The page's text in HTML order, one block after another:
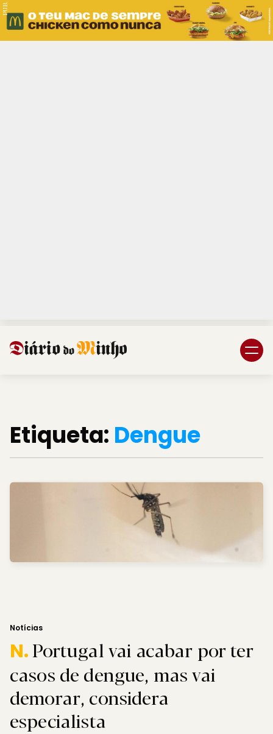
PUB.
Etiqueta: Dengue
Notícias
N.Portugal vai acabar por ter
casos de dengue, mas vai
demorar, considera
especialista